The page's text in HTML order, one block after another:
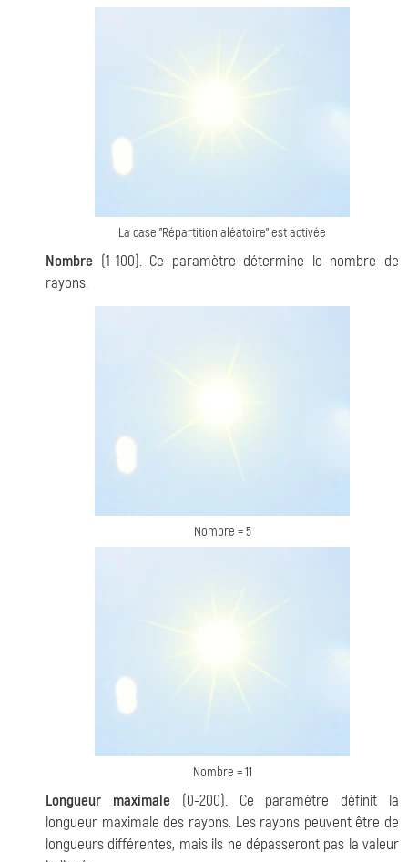
La case "Répartition aléatoire" est activée
Nombre (1-100). Ce paramètre détermine le nombre de
rayons.
Nombre = 5
Nombre = 11
Longueur maximale(0-200). Ce paramètre définit la
longueur maximale des rayons. Les rayons peuvent être de
longueurs différentes, mais ils ne dépasseront pas la valeur